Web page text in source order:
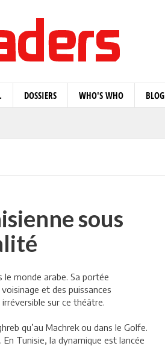
DOSSIERS WHO'S WHO BLOG
sous
monde arabe. Sa portée
et des puissances
sur ce théâtre.
qu’au Machrek ou dans le Golfe.
Tunisie, la dynamique est lancée